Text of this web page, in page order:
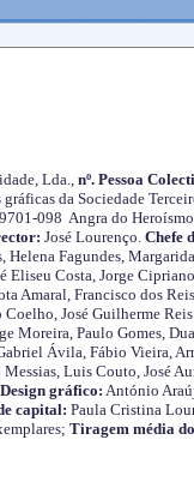
Lda., nº. Pessoa
gráficas da Sociedade
098 Angra do
José Lourenço. Chefe
Fagundes,
Eliseu Costa, Jorge
Amaral, Francisco dos
José Guilherme
Moreira, Paulo Gomes,
Ávila, Fábio Vieira,
Luis Couto, José
Design gráfico: António
capital: Paula Cristina
Tiragem média